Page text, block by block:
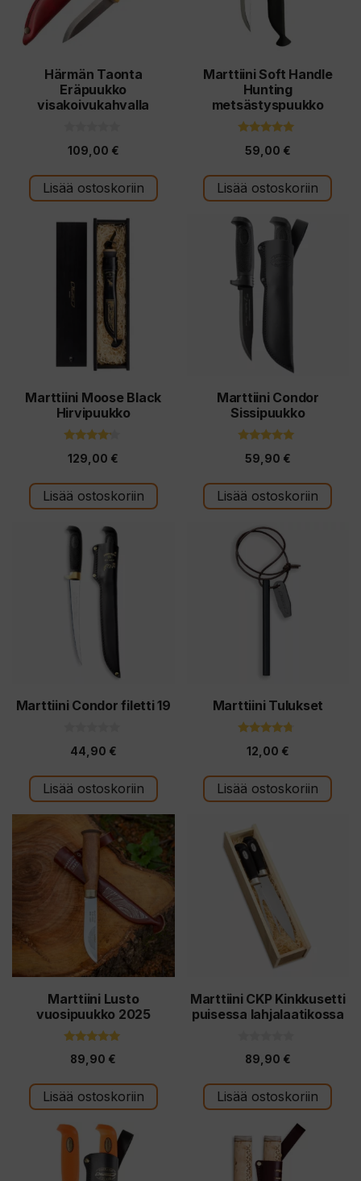
Härmän Taonta
Eräpuukko
visakoivukahvalla
s
t
ä
109,00 €
Lisää ostoskoriin
Marttiini Soft Handle
Hunting
metsästyspuukko
5:stä
59,00 €
Lisää ostoskoriin
Marttiini Moose Black
Hirvipuukko
5:stä
129,00 €
Lisää ostoskoriin
Marttiini Condor
Sissipuukko
5:stä
59,90 €
Lisää ostoskoriin
Marttiini Condor filetti 19
s
t
ä
44,90 €
Lisää ostoskoriin
Marttiini Tulukset
5:stä
12,00 €
Lisää ostoskoriin
Marttiini Lusto
vuosipuukko 2025
5:stä
89,90 €
Lisää ostoskoriin
Marttiini CKP Kinkkusetti
puisessa lahjalaatikossa
s
t
ä
89,90 €
Lisää ostoskoriin